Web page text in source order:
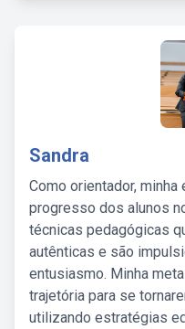
Sandra
Como orientador,
progresso dos alunos
técnicas pedagógicas
autênticas e são
entusiasmo. Minha
trajetória para se
utilizando estratégias